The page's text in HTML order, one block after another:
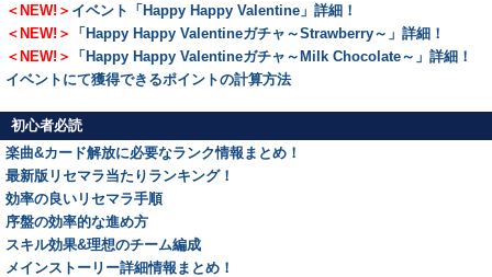
＜NEW!＞ イベント「Happy Happy Valentine」詳細！
＜NEW!＞
「Happy Happy Valentineガチャ～Strawberry～」詳細！
＜NEW!＞
「Happy Happy Valentineガチャ～Milk Chocolate～」詳細！
イベントにて獲得できるポイントの計算方法
初心者必読
楽曲&カード解放に必要なランク情報まとめ！
最新版リセマラ当たりランキング！
効率の良いリセマラ手順
序盤の効率的な進め方
スキル効果&理想のチーム編成
メインストーリー詳細情報まとめ！